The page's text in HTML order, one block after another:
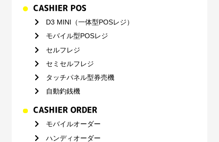
CASHIER POS
D3 MINI（一体型POSレジ）
モバイル型POSレジ
セルフレジ
セミセルフレジ
タッチパネル型券売機
自動釣銭機
CASHIER ORDER
モバイルオーダー
ハンディオーダー